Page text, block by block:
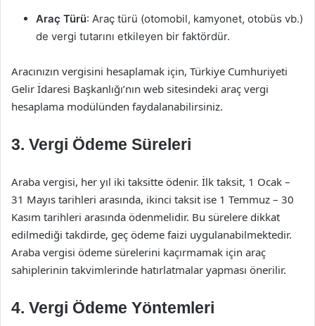
Araç Türü: Araç türü (otomobil, kamyonet, otobüs vb.)
de vergi tutarını etkileyen bir faktördür.
Aracınızın vergisini hesaplamak için, Türkiye Cumhuriyeti
Gelir İdaresi Başkanlığı’nın web sitesindeki araç vergi
hesaplama modülünden faydalanabilirsiniz.
3. Vergi Ödeme Süreleri
Araba vergisi, her yıl iki taksitte ödenir. İlk taksit, 1 Ocak –
31 Mayıs tarihleri arasında, ikinci taksit ise 1 Temmuz – 30
Kasım tarihleri arasında ödenmelidir. Bu sürelere dikkat
edilmediği takdirde, geç ödeme faizi uygulanabilmektedir.
Araba vergisi ödeme sürelerini kaçırmamak için araç
sahiplerinin takvimlerinde hatırlatmalar yapması önerilir.
4. Vergi Ödeme Yöntemleri